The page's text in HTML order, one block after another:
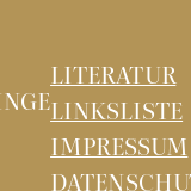
LITERATUR
LINKSLISTE
IMPRESSUM